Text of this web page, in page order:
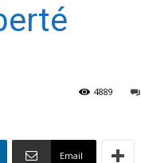
4889
Email